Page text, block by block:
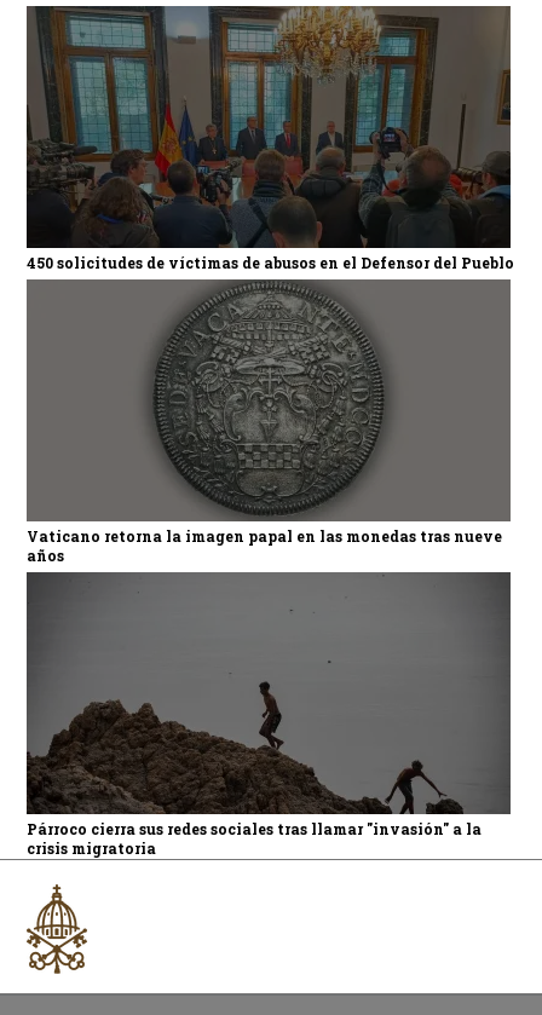
450 solicitudes de víctimas de abusos en el Defensor del Pueblo
Vaticano retorna la imagen papal en las monedas tras nueve
años
Párroco cierra sus redes sociales tras llamar "invasión" a la
crisis migratoria